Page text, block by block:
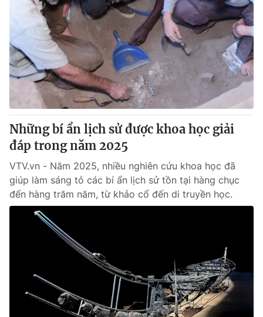
Những bí ẩn lịch sử được khoa học giải
đáp trong năm 2025
VTV.vn - Năm 2025, nhiều nghiên cứu khoa học đã
giúp làm sáng tỏ các bí ẩn lịch sử tồn tại hàng chục
đến hàng trăm năm, từ khảo cổ đến di truyền học.